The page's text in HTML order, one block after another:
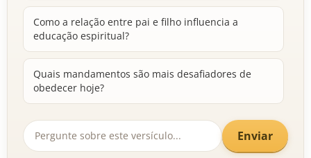
Como a relação entre pai e filho influencia a
educação espiritual?
Quais mandamentos são mais desafiadores de
obedecer hoje?
Enviar